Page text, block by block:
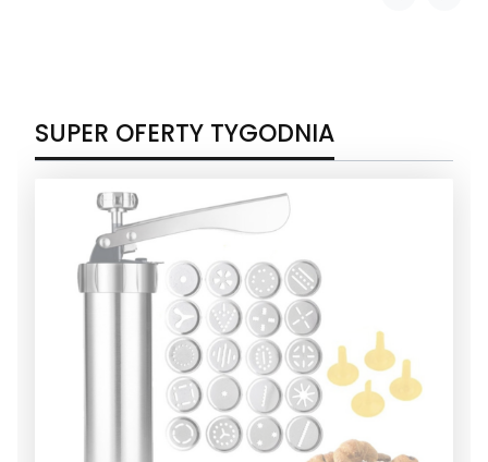
SUPER OFERTY TYGODNIA